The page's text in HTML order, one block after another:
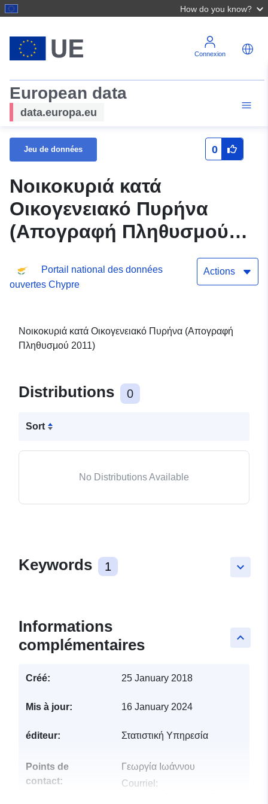
How do you know?
Connexion
European data
data.europa.eu
Jeu de données 0
Νοικοκυριά κατά
Οικογενειακό Πυρήνα
(Απογραφή Πληθυσμού
Portail national des données
ouvertes Chypre
Actions
Νοικοκυριά κατά Οικογενειακό Πυρήνα (Απογραφή
Πληθυσμού 2011)
Distributions 0
Sort
No Distributions Available
keyboard_arrow_down
Keywords 1
keyboard_arrow_up
Informations
complémentaires
Créé: 25 January 2018
Mis à jour: 16 January 2024
éditeur: Στατιστική Υπηρεσία
Points de
contact:
Γεωργία Ιωάννου
Courriel: